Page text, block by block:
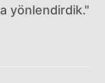
yönlendirdik."